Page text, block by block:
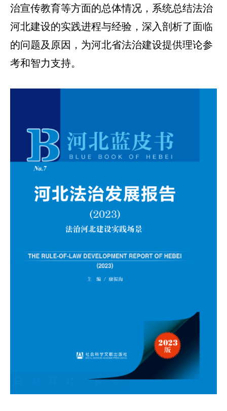
治宣传教育等方面的总体情况，系统总结法治
河北建设的实践进程与经验，深入剖析了面临
的问题及原因，为河北省法治建设提供理论参
考和智力支持。